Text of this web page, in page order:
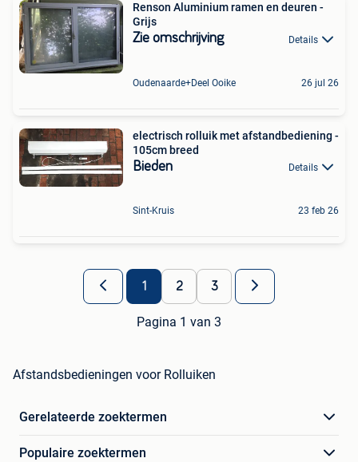
Renson Aluminium ramen en deuren -
Grijs
Zie omschrijving Details
Oudenaarde+Deel Ooike 26 jul 26
electrisch rolluik met afstandbediening -
105cm breed
Bieden Details
Sint-Kruis 23 feb 26
1 2 3
Pagina 1 van 3
Afstandsbedieningen voor Rolluiken
Gerelateerde zoektermen
Populaire zoektermen